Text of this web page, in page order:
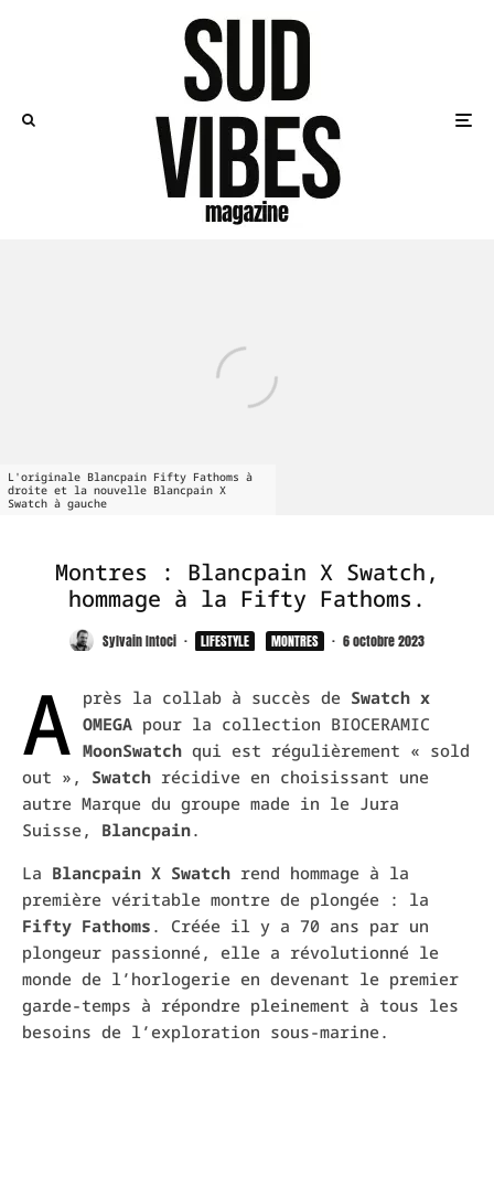
L'originale Blancpain Fifty Fathoms à
droite et la nouvelle Blancpain X
Swatch à gauche
Montres : Blancpain X Swatch,
hommage à la Fifty Fathoms.
Sylvain Intoci · LIFESTYLE MONTRES · 6 octobre 2023
A près la collab à succès de Swatch x
OMEGA pour la collection BIOCERAMIC
MoonSwatch qui est régulièrement « sold
out », Swatch récidive en choisissant une
autre Marque du groupe made in le Jura
Suisse, Blancpain.
La Blancpain X Swatch rend hommage à la
première véritable montre de plongée : la
Fifty Fathoms . Créée il y a 70 ans par un
plongeur passionné, elle a révolutionné le
monde de l’horlogerie en devenant le premier
garde-temps à répondre pleinement à tous les
besoins de l’exploration sous-marine.